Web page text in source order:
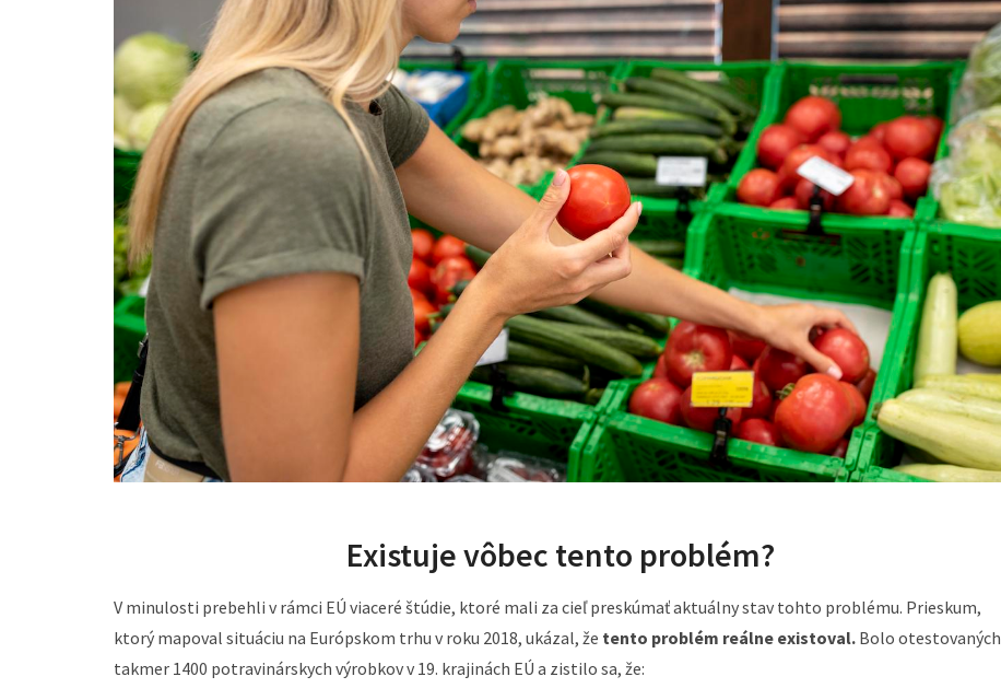
Existuje vôbec tento problém?
V minulosti prebehli v rámci EÚ viaceré štúdie, ktoré mali za cieľ preskúmať aktuálny stav tohto problému. Prieskum,
ktorý mapoval situáciu na Európskom trhu v roku 2018, ukázal, že tento problém reálne existoval. Bolo otestovaných
takmer 1400 potravinárskych výrobkov v 19. krajinách EÚ a zistilo sa, že: